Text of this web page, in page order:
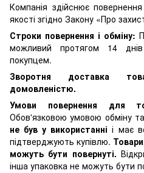
Компанія здійснює
якості згідно Закону «Про
Строки повернення і обміну:
можливий протягом 14
покупцем.
Зворотня доставка
домовленістю.
Умови повернення для
Обов'язковою умовою обміну
не був у використанні і має
підтверджують купівлю.
можуть бути повернуті.
інша упаковка не можуть бути